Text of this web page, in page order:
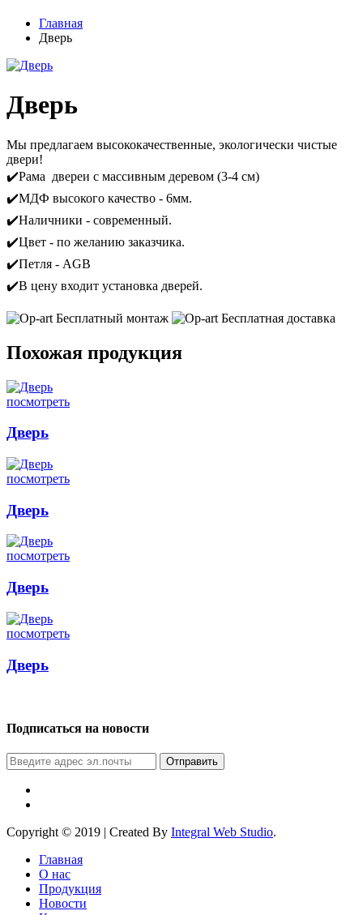
Главная
Дверь
Дверь
Мы предлагаем высококачественные, экологически чистые
двери!
✔️Рама двереи с массивным деревом (3-4 см)
✔️МДФ высокого качество - 6мм.
✔️Наличники - современный.
✔️Цвет - по желанию заказчика.
✔️Петля - AGB
✔️В цену входит установка дверей.
Бесплатный монтаж Бесплатная доставка
Похожая продукция
посмотреть
Дверь
посмотреть
Дверь
посмотреть
Дверь
посмотреть
Дверь
Подписаться на новости
Отправить
Copyright © 2019 | Created By Integral Web Studio.
Главная
О нас
Продукция
Новости